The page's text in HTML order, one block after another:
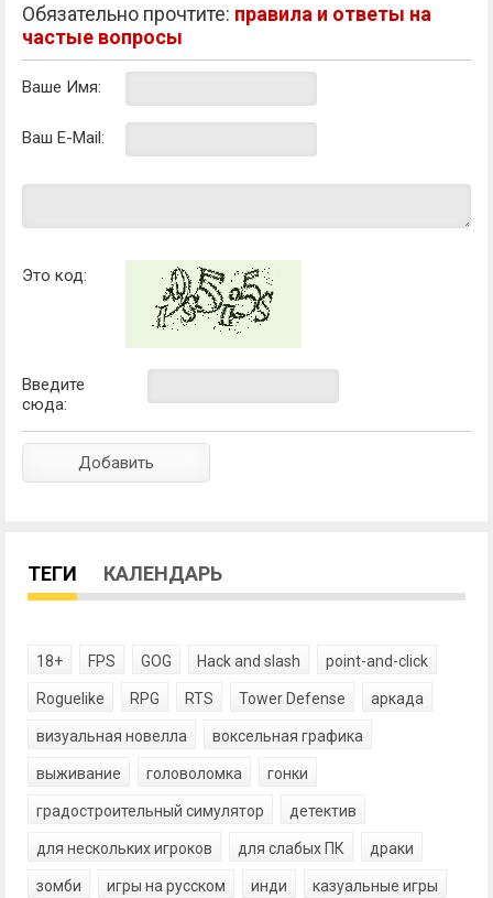
Обязательно прочтите: правила и ответы на
частые вопросы
Ваше Имя:
Ваш E-Mail:
Это код:
Введите
сюда:
ТЕГИ КАЛЕНДАРЬ
18+ FPS GOG Hack and slash point-and-click
Roguelike RPG RTS Tower Defense аркада
визуальная новелла воксельная графика
выживание головоломка гонки
градостроительный симулятор детектив
для нескольких игроков для слабых ПК драки
зомби игры на русском инди казуальные игры